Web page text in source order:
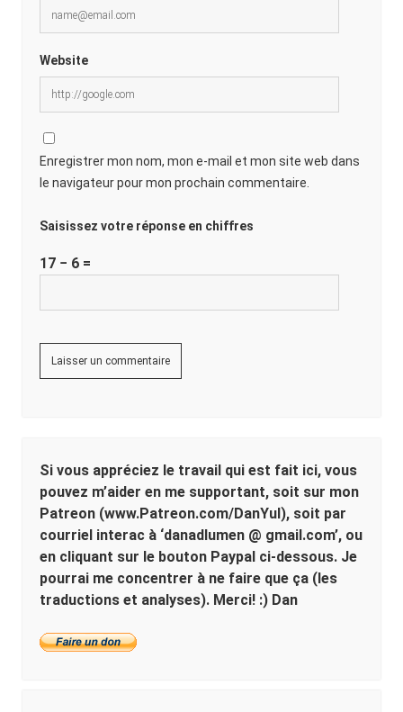
Website
Enregistrer mon nom, mon e-mail et mon site web dans
le navigateur pour mon prochain commentaire.
Saisissez votre réponse en chiffres
17 − 6 =
Si vous appréciez le travail qui est fait ici, vous
pouvez m’aider en me supportant, soit sur mon
Patreon (www.Patreon.com/DanYul), soit par
courriel interac à ‘danadlumen @ gmail.com’, ou
en cliquant sur le bouton Paypal ci-dessous. Je
pourrai me concentrer à ne faire que ça (les
traductions et analyses). Merci! :) Dan